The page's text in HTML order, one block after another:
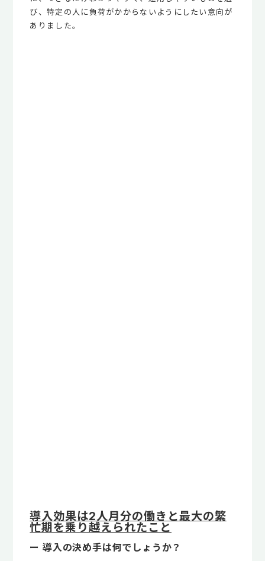
び、特定の人に負荷がかからないようにしたい意向が
ありました。
導入効果は2人月分の働きと最大の繁
忙期を乗り越えられたこと
ー 導入の決め手は何でしょうか？